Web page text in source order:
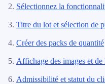
Sélectionnez la
Titre du lot et sélection de
Créer des packs de quantité
Affichage des images et de
Admissibilité et statut du